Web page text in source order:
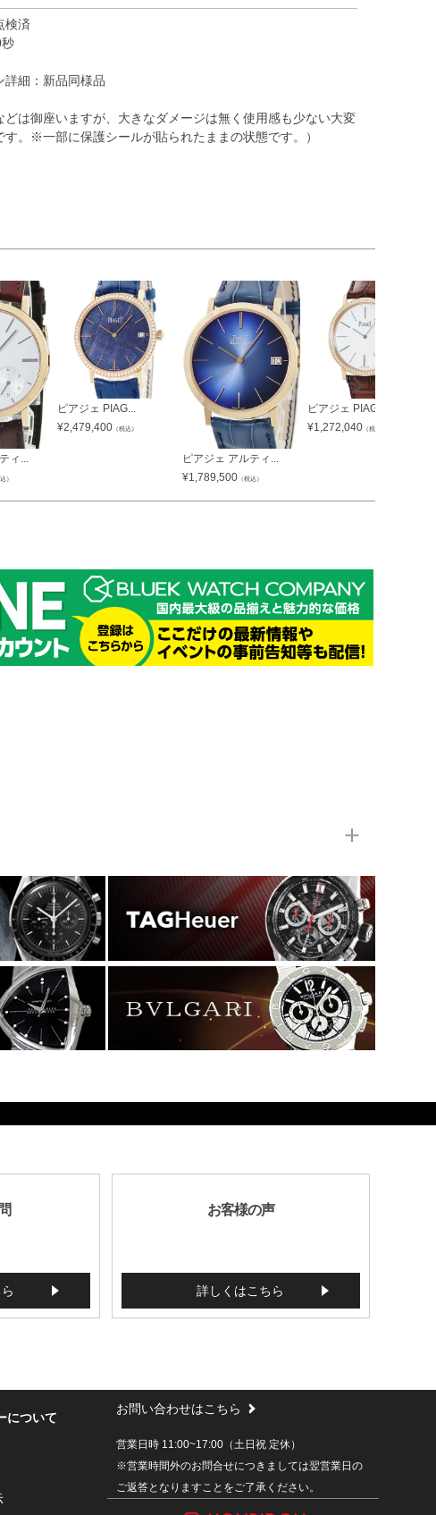
検済
詳細：新品同様品
どは御座いますが、大きなダメージは無く使用感も少ない大変
す。※一部に保護シールが貼られたままの状態です。）
ィ...
）
ピアジェ PIAG...
¥2,479,400 （税込）
ピアジェ アルティ...
¥1,789,500 （税込）
ピアジェ PIAG...
¥1,272,040 （税込）
お客様の声
詳しくはこちら
について
お問い合わせはこちら
営業日時 11:00~17:00（土日祝 定休）
※営業時間外のお問合せにつきましては翌営業日の
ご返答となりますことをご了承ください。